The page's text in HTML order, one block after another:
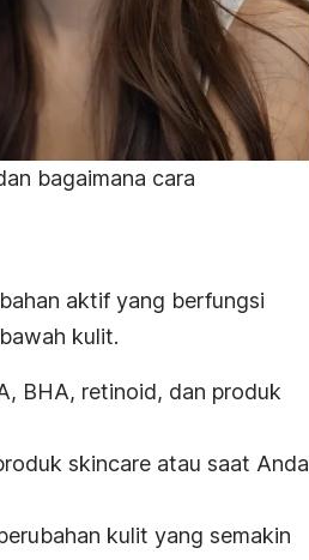
bagaimana cara
aktif yang berfungsi
kulit.
BHA, retinoid, dan produk
skincare atau saat Anda
kulit yang semakin